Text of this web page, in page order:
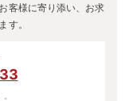
客様に寄り添い、お求
す。